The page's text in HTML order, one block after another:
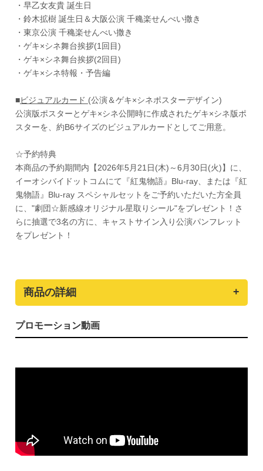
・早乙女友貴 誕生日
・鈴木拡樹 誕生日＆大阪公演 千穐楽せんべい撒き
・東京公演 千穐楽せんべい撒き
・ゲキ×シネ舞台挨拶(1回目)
・ゲキ×シネ舞台挨拶(2回目)
・ゲキ×シネ特報・予告編
■ビジュアルカード (公演＆ゲキ×シネポスターデザイン)
公演版ポスターとゲキ×シネ公開時に作成されたゲキ×シネ版ポ
スターを、約B6サイズのビジュアルカードとしてご用意。
☆予約特典
本商品の予約期間内【2026年5月21日(木)～6月30日(火)】に、
イーオシバイドットコムにて『紅鬼物語』Blu-ray、または『紅
鬼物語』Blu-ray スペシャルセットをご予約いただいた方全員
に、"劇団☆新感線オリジナル星取りシール"をプレゼント！さ
らに抽選で3名の方に、キャストサイン入り公演パンフレット
をプレゼント！
商品の詳細
プロモーション動画